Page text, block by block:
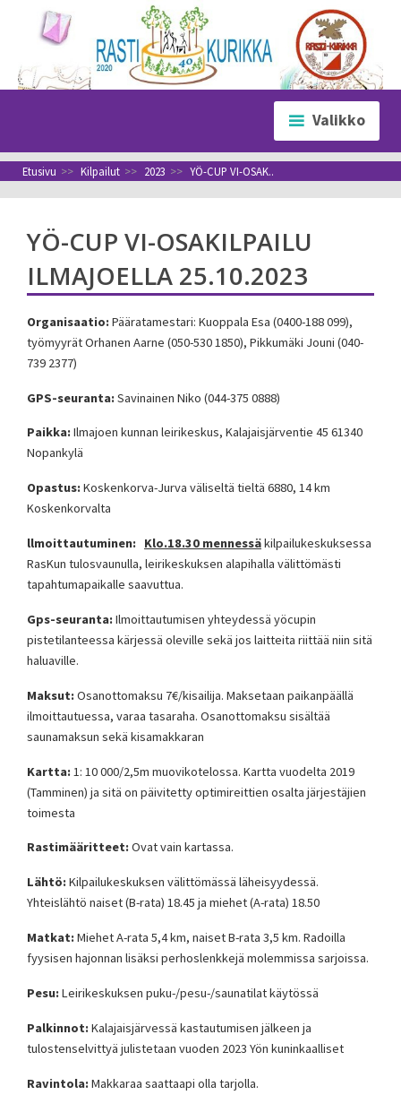
sisältöön
Valikko
Etusivu >> Kilpailut >> 2023 >> YÖ-CUP VI-OSAK..
YÖ-CUP VI-OSAKILPAILU
ILMAJOELLA 25.10.2023
Organisaatio:Pääratamestari: Kuoppala Esa (0400-188 099),
työmyyrät Orhanen Aarne (050-530 1850), Pikkumäki Jouni (040-
739 2377)
GPS-seuranta:Savinainen Niko (044-375 0888)
Paikka:Ilmajoen kunnan leirikeskus, Kalajaisjärventie 45 61340
Nopankylä
Opastus:Koskenkorva-Jurva väliseltä tieltä 6880, 14 km
Koskenkorvalta
llmoittautuminen: Klo.18.30 mennessäkilpailukeskuksessa
RasKun tulosvaunulla, leirikeskuksen alapihalla välittömästi
tapahtumapaikalle saavuttua.
Gps-seuranta:Ilmoittautumisen yhteydessä yöcupin
pistetilanteessa kärjessä oleville sekä jos laitteita riittää niin sitä
haluaville.
Maksut:Osanottomaksu 7€/kisailija. Maksetaan paikanpäällä
ilmoittautuessa, varaa tasaraha. Osanottomaksu sisältää
saunamaksun sekä kisamakkaran
Kartta: 1: 10 000/2,5m muovikotelossa. Kartta vuodelta 2019
(Tamminen) ja sitä on päivitetty optimireittien osalta järjestäjien
toimesta
Rastimääritteet:Ovat vain kartassa.
Lähtö:Kilpailukeskuksen välittömässä läheisyydessä.
Yhteislähtö naiset (B-rata) 18.45 ja miehet (A-rata) 18.50
Matkat:Miehet A-rata 5,4 km, naiset B-rata 3,5 km. Radoilla
fyysisen hajonnan lisäksi perhoslenkkejä molemmissa sarjoissa.
Pesu:Leirikeskuksen puku-/pesu-/saunatilat käytössä
Palkinnot:Kalajaisjärvessä kastautumisen jälkeen ja
tulostenselvittyä julistetaan vuoden 2023 Yön kuninkaalliset
Ravintola:Makkaraa saattaapi olla tarjolla.